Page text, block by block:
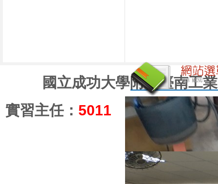
國立成功大學附屬臺南工
實習主任： 5011 實習組長(員)